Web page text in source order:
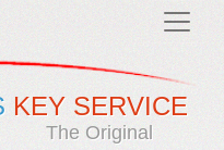
KEY SERVICE
The Original